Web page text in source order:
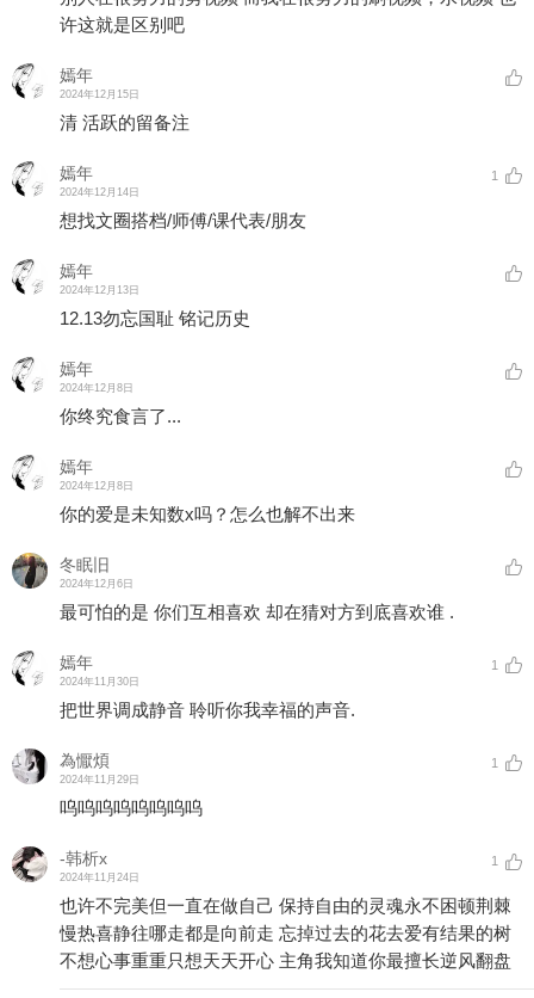
许这就是区别吧
嫣年
2024年12月15日
清 活跃的留备注
嫣年
2024年12月14日
1
想找文圈搭档/师傅/课代表/朋友
嫣年
2024年12月13日
12.13勿忘国耻 铭记历史
嫣年
2024年12月8日
你终究食言了...
嫣年
2024年12月8日
你的爱是未知数x吗？怎么也解不出来
冬眠旧
2024年12月6日
最可怕的是 你们互相喜欢 却在猜对方到底喜欢谁 .
嫣年
2024年11月30日
1
把世界调成静音 聆听你我幸福的声音.
為懨煩
2024年11月29日
1
呜呜呜呜呜呜呜呜
-韩析x
2024年11月24日
1
也许不完美但一直在做自己 保持自由的灵魂永不困顿荆棘
慢热喜静往哪走都是向前走 忘掉过去的花去爱有结果的树
不想心事重重只想天天开心 主角我知道你最擅长逆风翻盘